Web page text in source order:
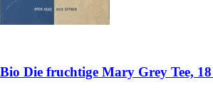
Bio Die fruchtige Mary Grey Tee, 18